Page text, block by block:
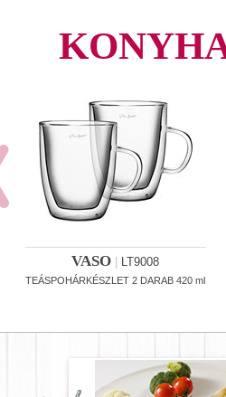
VASO LT9008
TEÁSPOHÁRKÉSZLET 2 DARAB 420 ml